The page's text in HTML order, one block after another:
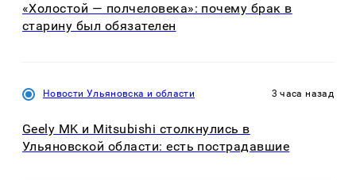
«Холостой — полчеловека»: почему брак в
старину был обязателен
Новости Ульяновска и области 3 часа назад
Geely MK и Mitsubishi столкнулись в
Ульяновской области: есть пострадавшие